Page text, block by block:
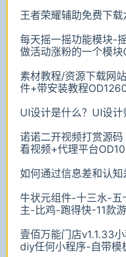
王者荣耀辅助免费下载
每天摇一摇功能模块-
做活动涨粉的一个模
素材教程/资源下载网
件+带安装教程
UI设计是什么？UI设计
诺诺二开视频打赏源
看视频+代理平台
如何通过信息差和认知
牛状元组件-十三水-
主-比鸡-跑得快-11款
壹佰万能门店v1.1.33
diy任何小程序-自带模